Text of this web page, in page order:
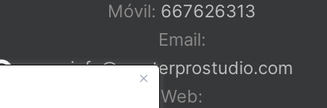
Móvil: 667626313
Email:
info@masterprostudio.com
Web: